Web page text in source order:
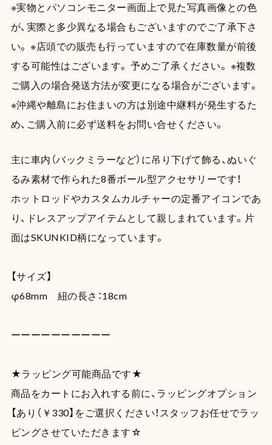
※実物とパソコンモニター画面上で見た写真画像との色
が、実際と多少異なる場合もございますのでご了承下さ
い。 ※店頭での販売も行っていますので在庫数量が前後
する可能性はございます。 予めご了承ください。 ※複数
ご購入の場合発送方法が変更になる場合がございます。
※沖縄や離島にお住まいの方は別途中継料が発生するた
め、ご購入前に必ず送料をお問い合せください。
主に車内（バックミラーなど）に吊り下げて飾る、ぬいぐ
るみ素材で作られた8番ボール型アクセサリーです！
ホットロッドやカスタムカルチャーの定番アイコンであ
り、ドレスアップアイテムとして親しまれています。片
面はSKUNKID柄になっています。
【サイズ】
φ68mm 紐の長さ：18cm
ーーーーーーーーーー
★ラッピング可能商品です★
商品をカートにお入れする前に、ラッピングオプション
【あり（￥330】をご選択ください！スタッフお任せでラッ
ピングさせていただきます☆